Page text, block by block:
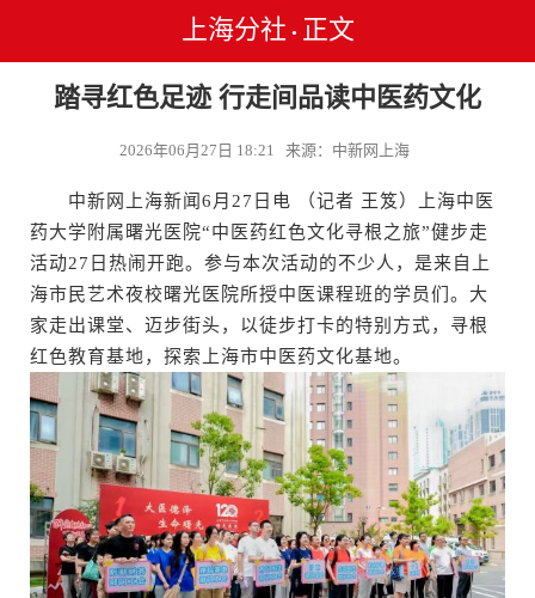
上海分社 • 正文
踏寻红色足迹 行走间品读中医药文化
2026年06月27日 18:21 来源：中新网上海
中新网上海新闻6月27日电 （记者 王笈）上海中医
药大学附属曙光医院“中医药红色文化寻根之旅”健步走
活动27日热闹开跑。参与本次活动的不少人，是来自上
海市民艺术夜校曙光医院所授中医课程班的学员们。大
家走出课堂、迈步街头，以徒步打卡的特别方式，寻根
红色教育基地，探索上海市中医药文化基地。